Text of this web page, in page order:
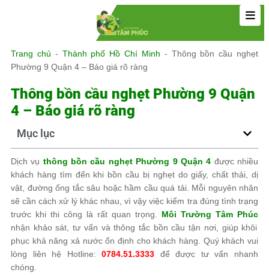
Trang chủ - Thành phố Hồ Chí Minh - Thông bồn cầu nghẹt
Phường 9 Quận 4 – Báo giá rõ ràng
Thông bồn cầu nghẹt Phường 9 Quận
4 – Báo giá rõ ràng
Mục lục
Dịch vụ thông bồn cầu nghẹt Phường 9 Quận 4 được nhiều
khách hàng tìm đến khi bồn cầu bị nghẹt do giấy, chất thải, dị
vật, đường ống tắc sâu hoặc hầm cầu quá tải. Mỗi nguyên nhân
sẽ cần cách xử lý khác nhau, vì vậy việc kiểm tra đúng tình trạng
trước khi thi công là rất quan trọng. Môi Trường Tâm Phúc
nhận khảo sát, tư vấn và thông tắc bồn cầu tận nơi, giúp khôi
phục khả năng xả nước ổn định cho khách hàng. Quý khách vui
lòng liên hệ Hotline:0784.51.3333 để được tư vấn nhanh
chóng.